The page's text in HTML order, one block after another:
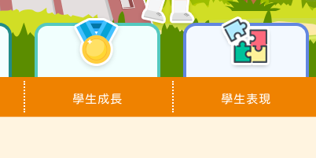
學生成長 學生表現